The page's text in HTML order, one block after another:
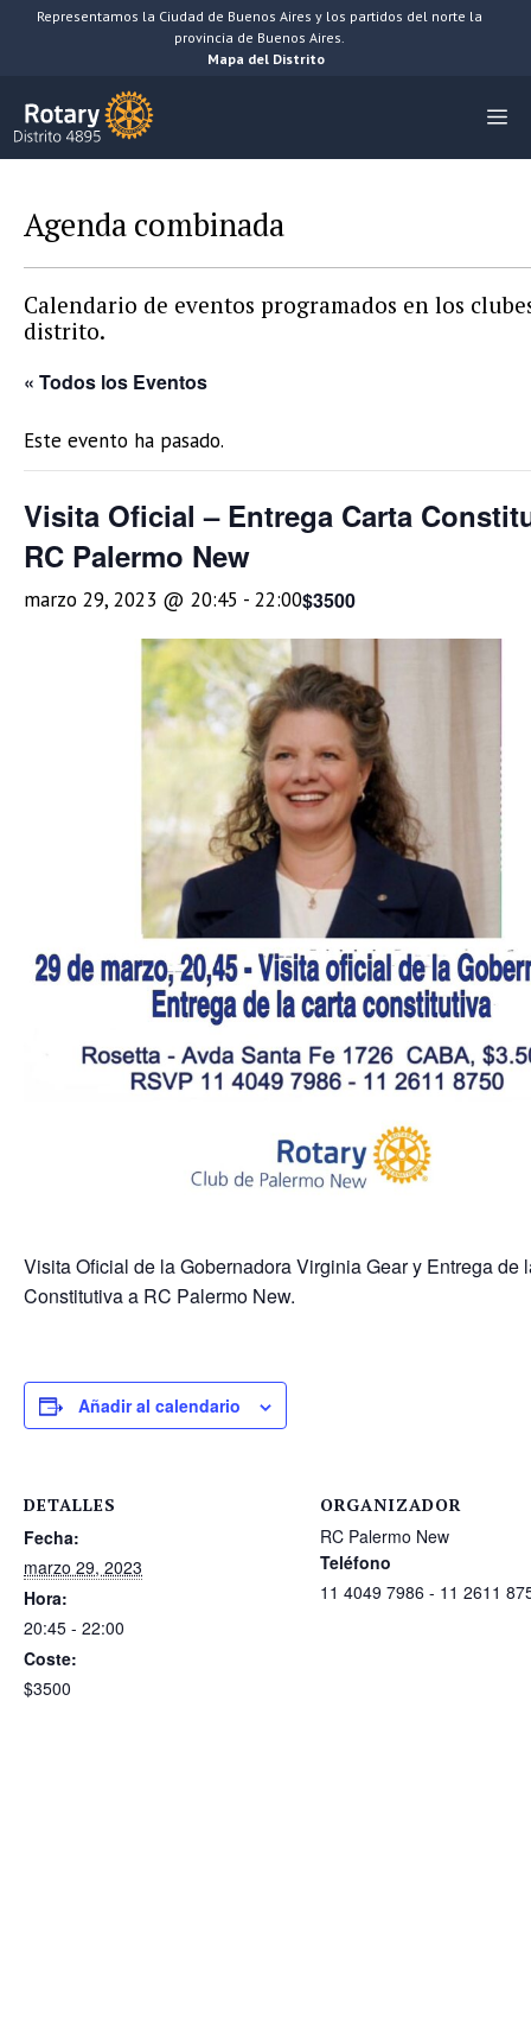
SaltarRepresentamos la Ciudad de Buenos Aires y los partidos del norte la
provincia de Buenos Aires.
Mapa del Distrito
Agenda combinada
Calendario de eventos programados en los
distrito.
« Todos los Eventos
Este evento ha pasado.
Visita Oficial – Entrega Carta
RC Palermo New
marzo 29, 2023 @ 20:45 - 22:00$3500
Visita Oficial de la Gobernadora Virginia Gear y Entrega de
Constitutiva a RC Palermo New.
Añadir al calendario
DETALLES
Fecha:
marzo 29, 2023
Hora:
20:45 - 22:00
Coste:
$3500
ORGANIZADOR
RC Palermo New
Teléfono
11 4049 7986 - 11 2611